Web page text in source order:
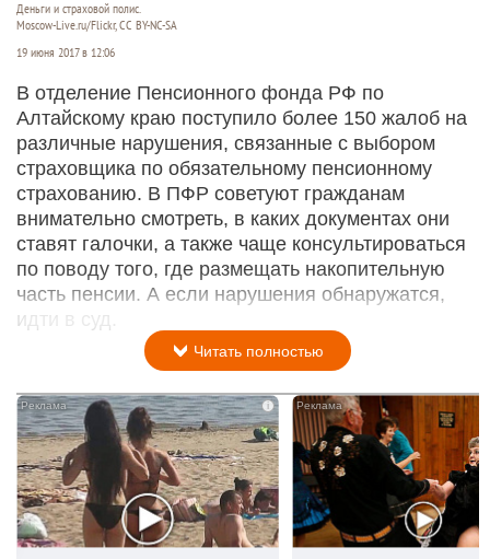
Деньги и страховой полис.
Moscow-Live.ru/Flickr, CC BY-NC-SA
19 июня 2017 в 12:06
В отделение Пенсионного фонда РФ по
Алтайскому краю поступило более 150 жалоб на
различные нарушения, связанные с выбором
страховщика по обязательному пенсионному
страхованию. В ПФР советуют гражданам
внимательно смотреть, в каких документах они
ставят галочки, а также чаще консультироваться
по поводу того, где размещать накопительную
часть пенсии. А если нарушения обнаружатся,
идти в суд.
Читать полностью
i